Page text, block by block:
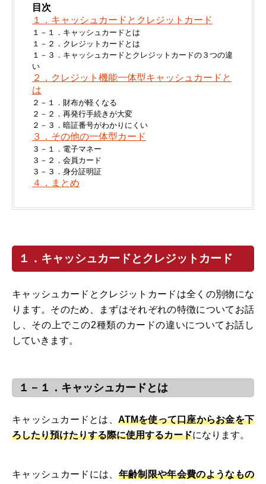
目次
１．キャッシュカードとクレジットカード
１－１．キャッシュカードとは
１－２．クレジットカードとは
１－３．キャッシュカードとクレジットカードの３つの違
い
２．クレジット機能一体型キャッシュカードと
は
２－１．財布が軽くなる
２－２．再発行手続きが大変
２－３．暗証番号がわかりにくい
３．その他の一体型カード
３－１．電子マネー
３－２．会員カード
３－３．身分証明証
４．まとめ
１．キャッシュカードとクレジットカード
キャッシュカードとクレジットカードは全くの別物にな
ります。そのため、まずはそれぞれの特徴についてお話
し、その上でこの2種類のカードの違いについてお話し
していきます。
１－１．キャッシュカードとは
キャッシュカードとは、 ATMを使って口座からお金を下
ろしたり預けたりする際に使用するカードになります。
キャッシュカードには、 年齢制限や年会費のようなもの